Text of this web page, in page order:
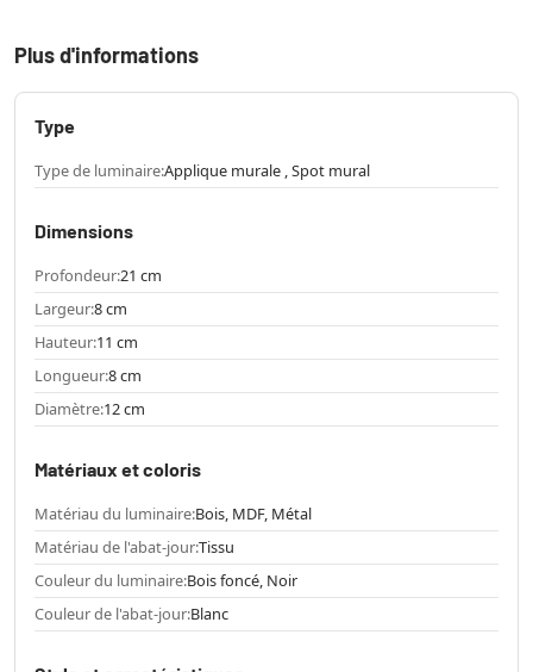
Plus d'informations
Type
Type de luminaire:Applique murale , Spot mural
Dimensions
Profondeur:21 cm
Largeur:8 cm
Hauteur:11 cm
Longueur:8 cm
Diamètre:12 cm
Matériaux et coloris
Matériau du luminaire:Bois, MDF, Métal
Matériau de l'abat-jour:Tissu
Couleur du luminaire:Bois foncé, Noir
Couleur de l'abat-jour:Blanc